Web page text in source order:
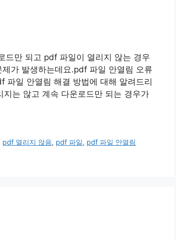
드만 되고 pdf 파일이 열리지 않는 경우
가 발생하는데요.pdf 파일 안열림 오류
파일 안열림 해결 방법에 대해 알려드리
는 않고 계속 다운로드만 되는 경우가
pdf 열리지 않음, pdf 파일, pdf 파일 안열림